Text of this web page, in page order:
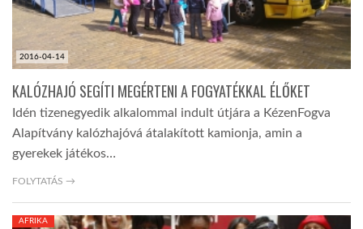
GLOBOBOOK
2016-04-14
KALÓZHAJÓ SEGÍTI MEGÉRTENI A FOGYATÉKKAL ÉLŐKET
Idén tizenegyedik alkalommal indult útjára a KézenFogva
Alapítvány kalózhajóvá átalakított kamionja, amin a
gyerekek játékos…
FOLYTATÁS →
AFRIKA